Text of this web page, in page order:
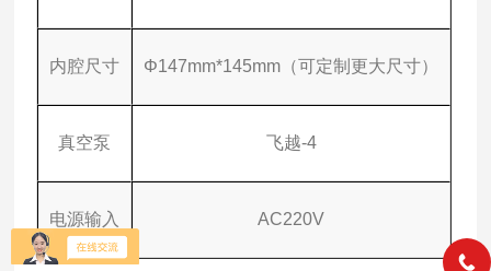
内腔尺寸 Φ147mm*145mm（可定制更大尺寸）
真空泵 飞越-4
电源输入 AC220V